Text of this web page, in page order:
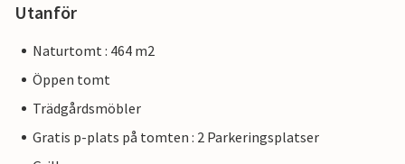
Utanför
Naturtomt : 464 m2
Öppen tomt
Trädgårdsmöbler
Gratis p-plats på tomten : 2 Parkeringsplatser